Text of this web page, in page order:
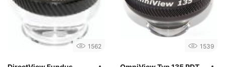
1562 1539